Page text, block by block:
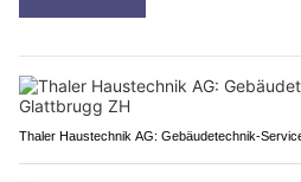
Thaler Haustechnik AG: Gebäudetechnik-